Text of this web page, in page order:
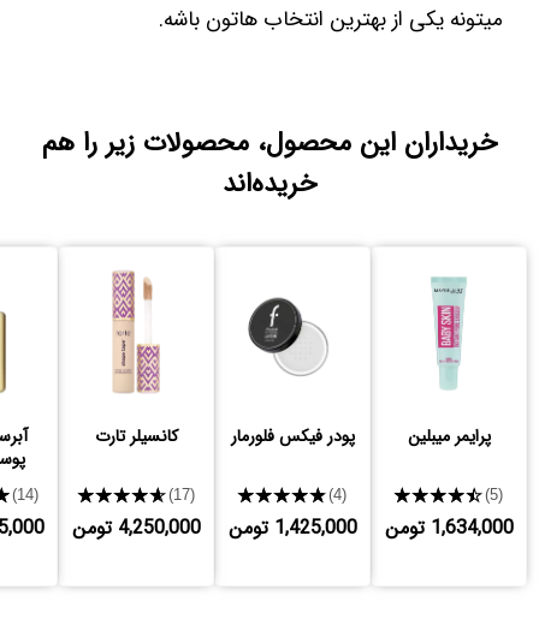
میتونه یکی از بهترین انتخاب هاتون باشه.
خریداران این محصول، محصولات زیر را هم
خریده‌اند
پرایمر میبلین
★★★★★(5)
1,634,000 تومن
پودر فیکس فلورمار
★★★★★(4)
1,425,000 تومن
کانسیلر تارت
★★★★★(17)
4,250,000 تومن
(14)